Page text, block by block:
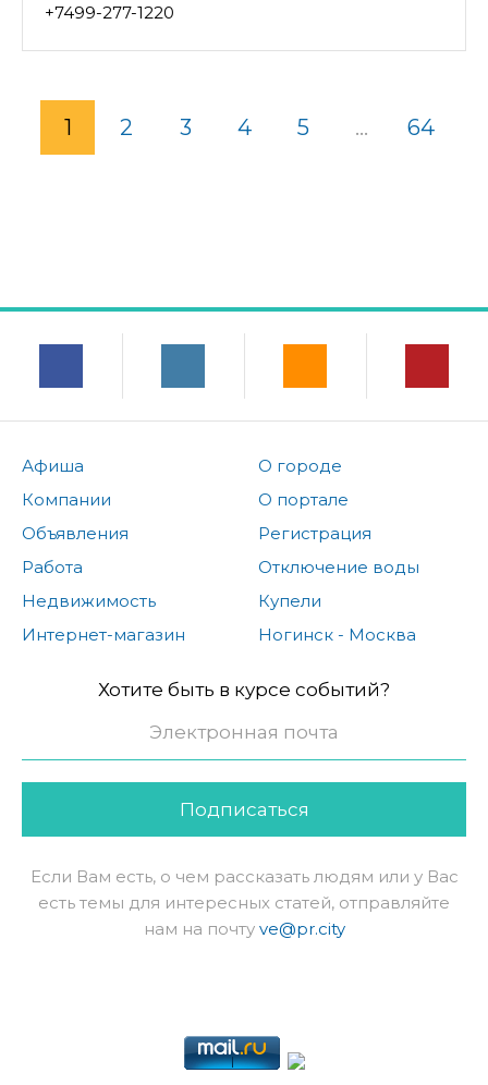
+7499-277-1220
1 2 3 4 5 ... 64
Афиша
Компании
Объявления
Работа
Недвижимость
Интернет-магазин
О городе
О портале
Регистрация
Отключение воды
Купели
Ногинск - Москва
Хотите быть в курсе событий?
Подписаться
Если Вам есть, о чем рассказать людям или у Вас
есть темы для интересных статей, отправляйте
нам на почту ve@pr.city